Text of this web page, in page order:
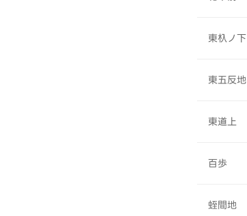
東杁ノ下
東五反地
東道上
百歩
蛭間地